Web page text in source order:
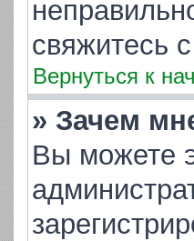
свяжитесь
Вернуться к
» Зачем
Вы можете